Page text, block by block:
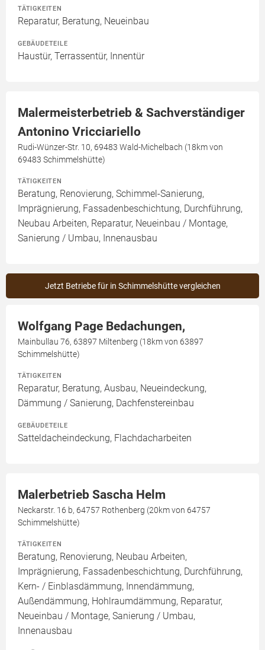
TÄTIGKEITEN
Reparatur, Beratung, Neueinbau
GEBÄUDETEILE
Haustür, Terrassentür, Innentür
Malermeisterbetrieb & Sachverständiger
Antonino Vricciariello
Rudi-Wünzer-Str. 10, 69483 Wald-Michelbach (18km von
69483 Schimmelshütte)
TÄTIGKEITEN
Beratung, Renovierung, Schimmel-Sanierung,
Imprägnierung, Fassadenbeschichtung, Durchführung,
Neubau Arbeiten, Reparatur, Neueinbau / Montage,
Sanierung / Umbau, Innenausbau
Jetzt Betriebe für in Schimmelshütte vergleichen
Wolfgang Page Bedachungen,
Mainbullau 76, 63897 Miltenberg (18km von 63897
Schimmelshütte)
TÄTIGKEITEN
Reparatur, Beratung, Ausbau, Neueindeckung,
Dämmung / Sanierung, Dachfenstereinbau
GEBÄUDETEILE
Satteldacheindeckung, Flachdacharbeiten
Malerbetrieb Sascha Helm
Neckarstr. 16 b, 64757 Rothenberg (20km von 64757
Schimmelshütte)
TÄTIGKEITEN
Beratung, Renovierung, Neubau Arbeiten,
Imprägnierung, Fassadenbeschichtung, Durchführung,
Kern- / Einblasdämmung, Innendämmung,
Außendämmung, Hohlraumdämmung, Reparatur,
Neueinbau / Montage, Sanierung / Umbau,
Innenausbau